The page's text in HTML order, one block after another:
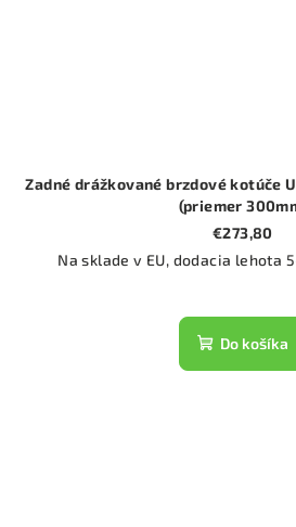
Zadné drážkované brzdové kotúče
(priemer
€273,80
Na sklade v EU, dodacia lehota
Do košíka